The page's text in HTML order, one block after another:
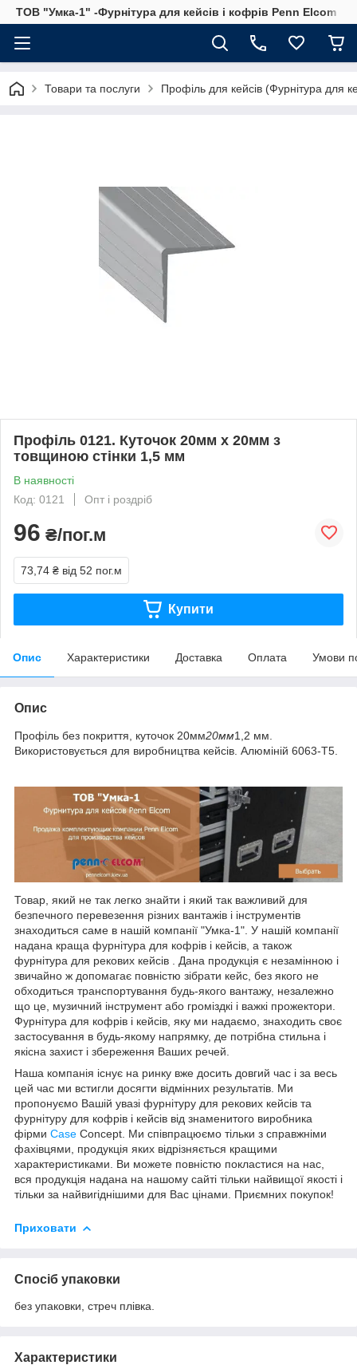
ТОВ "Умка-1" -Фурнітура для кейсів і кофрів Penn Elcom
Товари та послуги Профіль для кейсів (Фурнітура для
Профіль 0121. Куточок 20мм х 20мм з
товщиною стінки 1,5 мм
В наявності
Код: 0121
Опт і роздріб
96 ₴/пог.м
73,74 ₴ від 52 пог.м
Купити
Опис Характеристики Доставка Оплата Умови
Опис
Профіль без покриття, куточок 20мм20мм1,2 мм.
Використовується для виробництва кейсів. Алюміній 6063-T5.
Товар, який не так легко знайти і який так важливий для
безпечного перевезення різних вантажів і інструментів
знаходиться саме в нашій компанії "Умка-1". У нашій компанії
надана краща фурнітура для кофрів і кейсів, а також
фурнітура для рекових кейсів . Дана продукція є незамінною і
звичайно ж допомагає повністю зібрати кейс, без якого не
обходиться транспортування будь-якого вантажу, незалежно
що це, музичний інструмент або громіздкі і важкі прожектори.
Фурнітура для кофрів і кейсів, яку ми надаємо, знаходить своє
застосування в будь-якому напрямку, де потрібна стильна і
якісна захист і збереження Ваших речей.
Наша компанія існує на ринку вже досить довгий час і за весь
цей час ми встигли досягти відмінних результатів. Ми
пропонуємо Вашій увазі фурнітуру для рекових кейсів та
фурнітуру для кофрів і кейсів від знаменитого виробника
фірми Case Concept. Ми співпрацюємо тільки з справжніми
фахівцями, продукція яких відрізняється кращими
характеристиками. Ви можете повністю покластися на нас,
вся продукція надана на нашому сайті тільки найвищої якості і
тільки за найвигіднішими для Вас цінами. Приємних покупок!
Приховати
Спосіб упаковки
без упаковки, стреч плівка.
Характеристики